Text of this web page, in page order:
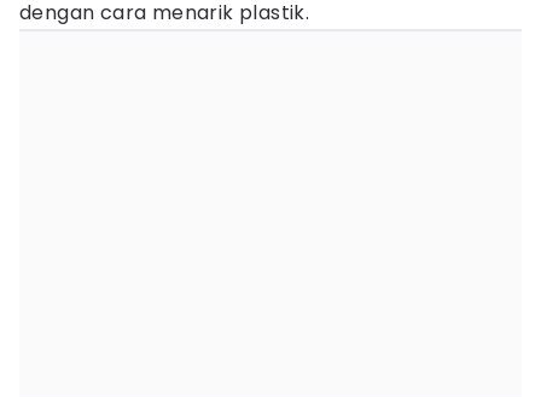
dengan cara menarik plastik.